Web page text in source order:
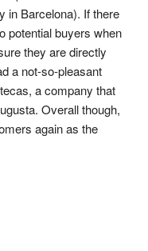
in Barcelona). If there
potential buyers when
they are directly
a not-so-pleasant
a company that
Overall though,
again as the